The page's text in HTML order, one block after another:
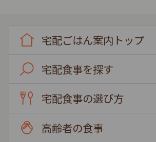
宅配ごはん案内トップ
宅配食事を探す
宅配食事の選び方
高齢者の食事